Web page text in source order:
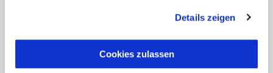
Details zeigen
Cookies zulassen
Zug-, Bus- und Bootsfahrten
4 Inlandsflüge: Lima-Trujillo, Jaen-Lima, Lima-